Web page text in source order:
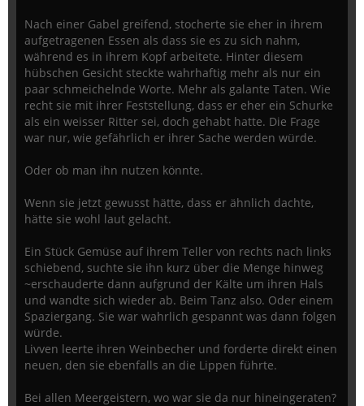
Nach einer Gabel greifend, stocherte sie eher in ihrem
aufgetragenen Essen als dass sie es zu sich nahm,
während es in ihrem Kopf arbeitete. Hinter diesem
hübschen Gesicht steckte wahrhaftig mehr als nur ein
paar schmeichelnde Worte. Mehr als galante Taten. Wie
recht sie mit ihrer Feststellung, dass er eher ein Schurke
als ein weisser Ritter sei, doch gehabt hatte. Die Frage
war nur, wie gefährlich er ihrer Sache werden würde.
Oder ob man ihn nutzen könnte.
Wenn sie jetzt gewusst hätte, dass er ähnlich dachte,
hätte sie wohl laut gelacht.
Ein Stück Gemüse auf ihrem Teller von rechts nach links
schiebend, suchte sie ihn kurz über die Menge hinweg
~erschauderte dann aufgrund der Kälte um ihren Hals
und wandte sich wieder ab. Beim Tanz also. Oder einem
Spaziergang. Sie war wahrlich gespannt was dann folgen
würde.
Livven leerte ihren Weinbecher und forderte direkt einen
neuen, den sie ebenfalls an die Lippen führte.
Bei allen Meergeistern, wo war sie da nur hineingeraten?